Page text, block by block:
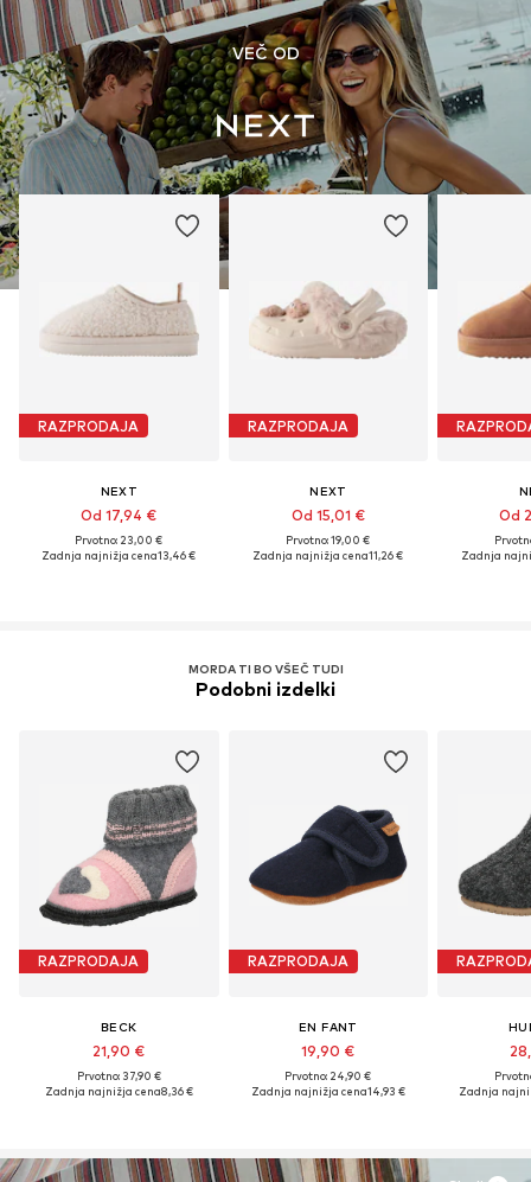
VEČ OD
RAZPRODAJA
NEXT
Od 17,94 €
Prvotno: 23,00 €
Zadnja najnižja cena13,46 €
RAZPRODAJA
NEXT
Od 15,01 €
Prvotno: 19,00 €
Zadnja najnižja cena11,26 €
Od
Zadnja
MORDA TI BO VŠEČ TUDI
Podobni izdelki
RAZPRODAJA
BECK
21,90 €
Prvotno: 37,90 €
Zadnja najnižja cena8,36 €
RAZPRODAJA
EN FANT
19,90 €
Prvotno: 24,90 €
Zadnja najnižja cena14,93 €
Zadnja